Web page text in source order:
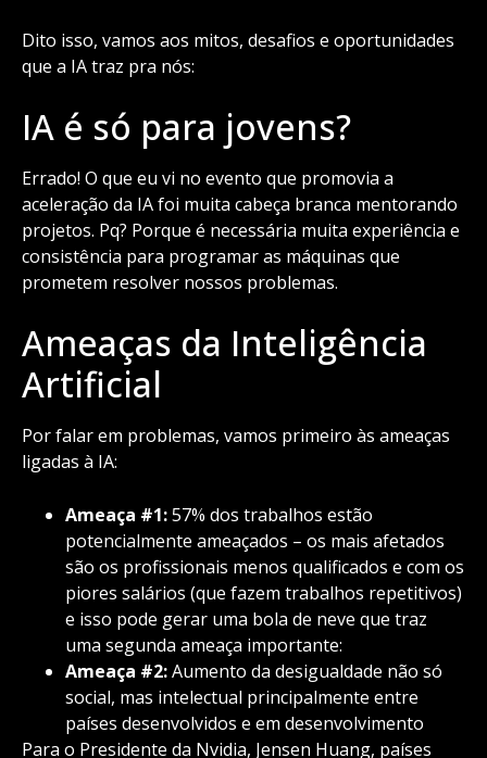
Dito isso, vamos aos mitos, desafios e oportunidades
que a IA traz pra nós:
IA é só para jovens?
Errado! O que eu vi no evento que promovia a
aceleração da IA foi muita cabeça branca mentorando
projetos. Pq? Porque é necessária muita experiência e
consistência para programar as máquinas que
prometem resolver nossos problemas.
Ameaças da Inteligência
Artificial
Por falar em problemas, vamos primeiro às ameaças
ligadas à IA:
Ameaça #1:57% dos trabalhos estão
potencialmente ameaçados – os mais afetados
são os profissionais menos qualificados e com os
piores salários (que fazem trabalhos repetitivos)
e isso pode gerar uma bola de neve que traz
uma segunda ameaça importante:
Ameaça #2:Aumento da desigualdade não só
social, mas intelectual principalmente entre
países desenvolvidos e em desenvolvimento
Para o Presidente da Nvidia, Jensen Huang, países